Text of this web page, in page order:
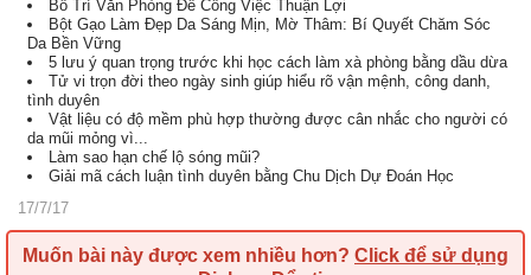
Bố Trí Văn Phòng Để Công Việc Thuận Lợi
Bột Gạo Làm Đẹp Da Sáng Mịn, Mờ Thâm: Bí Quyết Chăm Sóc
Da Bền Vững
5 lưu ý quan trọng trước khi học cách làm xà phòng bằng dầu dừa
Tử vi trọn đời theo ngày sinh giúp hiểu rõ vận mệnh, công danh,
tình duyên
Vật liệu có độ mềm phù hợp thường được cân nhắc cho người có
da mũi mỏng vì...
Làm sao hạn chế lộ sóng mũi?
Giải mã cách luận tình duyên bằng Chu Dịch Dự Đoán Học
17/7/17
Muốn bài này được xem nhiều hơn? Click để sử dụng